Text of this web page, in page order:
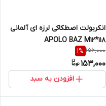
انکربولت اصطکاکی لرزه ای آلمانی
APOLO BAZ M12*118
156,000
1%
153,000
افزودن به سبد